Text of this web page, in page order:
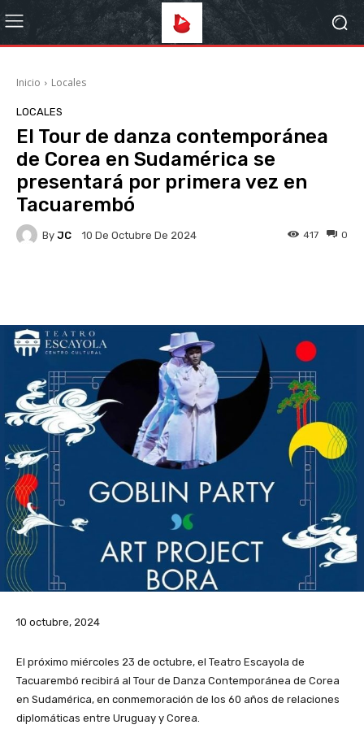
Inicio Locales
LOCALES
El Tour de danza contemporánea
de Corea en Sudamérica se
presentará por primera vez en
Tacuarembó
By JC 10 De Octubre De 2024 0
417
10 octubre, 2024
El próximo miércoles 23 de octubre, el Teatro Escayola de
Tacuarembó recibirá al Tour de Danza Contemporánea de Corea
en Sudamérica, en conmemoración de los 60 años de relaciones
diplomáticas entre Uruguay y Corea.